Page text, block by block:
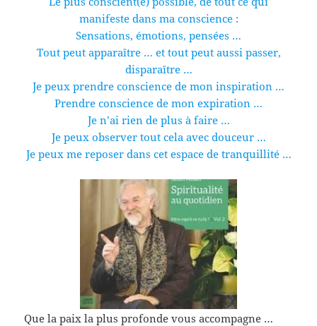
manifeste dans ma conscience :
Sensations, émotions, pensées …
Tout peut apparaître … et tout peut aussi passer,
disparaître …
Je peux prendre conscience de mon inspiration …
Prendre conscience de mon expiration …
Je n’ai rien de plus à faire …
Je peux observer tout cela avec douceur …
Je peux me reposer dans cet espace de tranquillité …
Que la paix la plus profonde vous accompagne …